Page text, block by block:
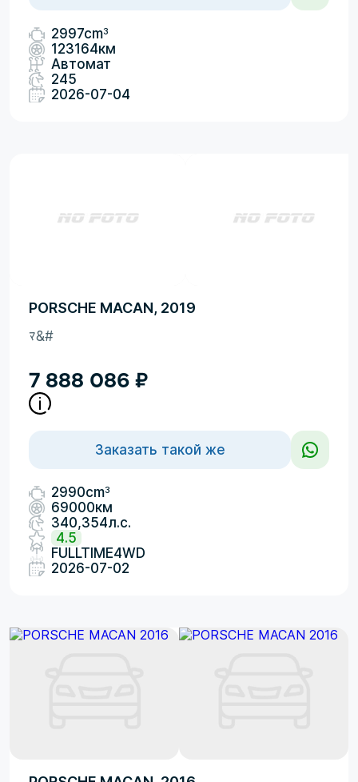
2997cm3
123164км
Автомат
245
2026-07-04
PORSCHE MACAN, 2019
ﾏ&#
7 888 086 ₽
Заказать такой же
2990cm3
69000км
340,354л.с.
4.5
FULLTIME4WD
2026-07-02